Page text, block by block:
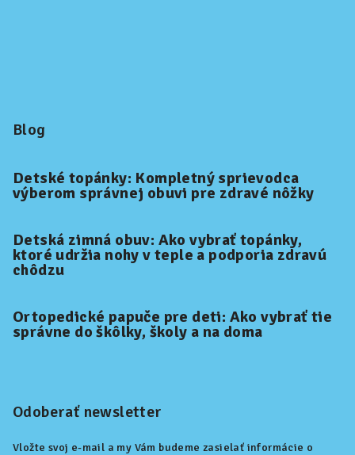
Blog
Detské topánky: Kompletný sprievodca
výberom správnej obuvi pre zdravé nôžky
Detská zimná obuv: Ako vybrať topánky,
ktoré udržia nohy v teple a podporia zdravú
chôdzu
Ortopedické papuče pre deti: Ako vybrať tie
správne do škôlky, školy a na doma
Odoberať newsletter
Vložte svoj e-mail a my Vám budeme zasielať informácie o